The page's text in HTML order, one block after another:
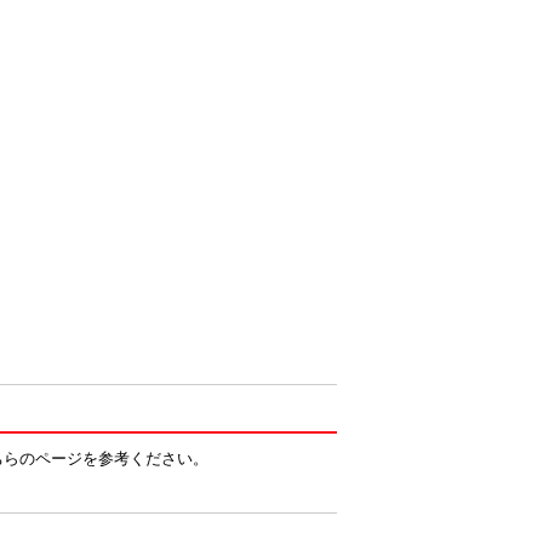
のページを参考ください。